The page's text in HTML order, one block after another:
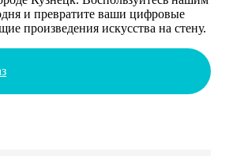
и превратите ваши цифровые
произведения искусства на стену.